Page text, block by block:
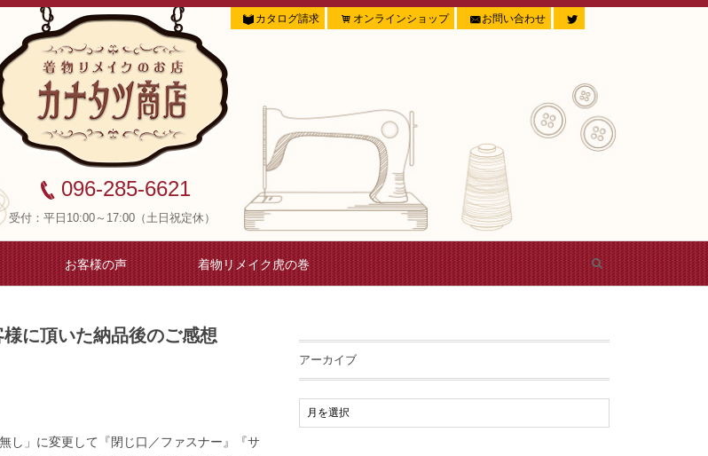
カタログ請求 オンラインショップ お問い合わせ
096-285-6621
受付：平日10:00～17:00（土日祝定休）
お客様の声 着物リメイク虎の巻
に頂いた納品後のご感想
し」に変更して『閉じ口／ファスナー』『サ
アーカイブ